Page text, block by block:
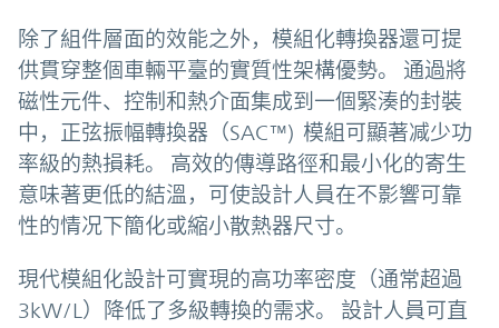
除了組件層面的效能之外，模組化轉換器還可提
供貫穿整個車輛平臺的實質性架構優勢。 通過將
磁性元件、控制和熱介面集成到一個緊湊的封裝
中，正弦振幅轉換器（SAC™) 模組可顯著减少功
率級的熱損耗。 高效的傳導路徑和最小化的寄生
意味著更低的結溫，可使設計人員在不影響可靠
性的情况下簡化或縮小散熱器尺寸。
現代模組化設計可實現的高功率密度（通常超過
3kW/L）降低了多級轉換的需求。 設計人員可直